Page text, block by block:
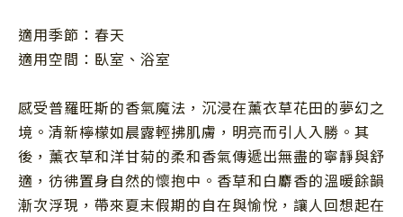
適用季節：春天
適用空間：臥室、浴室
感受普羅旺斯的香氣魔法，沉浸在薰衣草花田的夢幻之
境。清新檸檬如晨露輕拂肌膚，明亮而引人入勝。其
後，薰衣草和洋甘菊的柔和香氣傳遞出無盡的寧靜與舒
適，彷彿置身自然的懷抱中。香草和白麝香的溫暖餘韻
漸次浮現，帶來夏末假期的自在與愉悅，讓人回想起在